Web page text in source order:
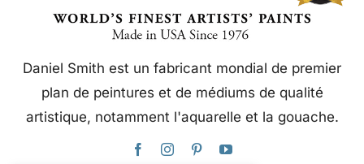
Daniel Smith est un fabricant mondial de premier
plan de peintures et de médiums de qualité
artistique, notamment l'aquarelle et la gouache.